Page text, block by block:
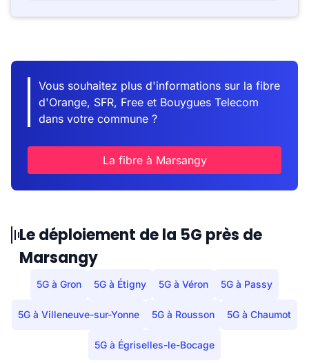
Vous souhaitez plus d'informations sur la fibre
d'Orange, SFR, Free et Bouygues Telecom
dans votre commune ?
La fibre à Marsangy
Le déploiement de la 5G près de
Marsangy
5G à Gron 5G à Étigny 5G à Véron 5G à Passy
5G à Villeneuve-sur-Yonne 5G à Rousson 5G à Chaumot
5G à Égriselles-le-Bocage